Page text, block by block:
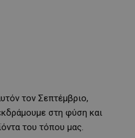
τον Σεπτέμβριο,
στη φύση και
του τόπου μας.